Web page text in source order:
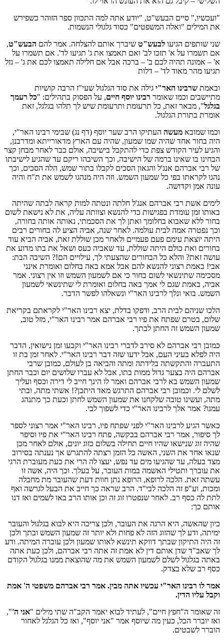
"ועכשיו," סיים הבעש"ט, "יודע אתה למה התכוון ספר הזוהר כשפירש
את המילים "ואלה המשפטים" כסוד גלגולי הנשמות.
שני שותפים הגיעו לבעש"ט שיברך אותם להצלחה. אמר להם הבעש"ט,
אם תשמרו על א' תזכו לב' ואם תאמצו את ג' תגיעו לד'. אם תשמרו על
א' – אמונה תהיה לכם ב' – ברכה אבל אם חלילה תאמצו לכם את ג' – גזל
תגיעו מהר מאוד לד' – דלות
ובאמת שרבינו האר"י גילה את סוד הגלגול שעי"ז הרבה קושיות
מתיישבים וכמו שאומר רבינו יוסף חיים, על הפסוק בתהילים: "כל רעמך
בגלגל", מבאר זאת, כל תרעומת ותרעומת שיש לך תלהו בגלגל, זאת
אומרת בתורת הגלגול.
וכמו שמובא מעשה העתיקו הרב שער יוסף (דף נג) שבימי רבינו האר"י,
היה בחור אחד שהיה שמו שמעון, שהיה עם הארץ מדאורייתא ומדרבנן,
והגיע לעיר הקודש צפת כדי להתקבל בישיבה, אולם כבר לאחר מבחן קצר
הבחינו בו שאינו ברמה של הישיבה, וכך השיבהו ריקם עד שהגיע לישיבתו
של רבי אברהם אנג'ל והגאון הסכים לקבלו בתור שמש, הלה הסכים, וכך
נהגו לקראתו בפי כל שמעון השמש. וזה היה מנהגו לשמש את ת"ח והיה
עונה אמן וקדושה.
לימים אשת רבי אברהם אנג'ל חלתה ונטתה למות קראה לבתה שהיתה
באותו זמן עומדת בפגישות כדי להנשא וצוותה עליה, את לא נישאת לשום
בחור ללא שאבוא בחלומך ואתן לך את הסכמתי, נאותה אותה בחורה,
וכך נפטרה אמה לבית עולמה. לאחר שנה, אביה הציע לה בחורים רבים
היתה יוצאת עימם פעם פעמיים ולאחר מכן שוללת זאת, אביה הביא עוד
בחורים ואת כולם היתה שוללת, עד שאביה כעס ושאל את בתו מדוע את
עושה זאת? והלא כל הבחורים שהצעתי לך, עילויים הם!? השיבה הבת:
אבי! באמת רצוני להנשא להם אבל אמא באה בחלום ואומרת אינני
מסכימה שתינשאי לשום בחור כי אם לשמעון השמש וזו אין רצוני. אמר
אביה, באמת שגם לי אמך באה בחלום ואומרת לי שתינשאי לשמעון
השמש. בואי ונלך לרבינו האר"י ונשאלהו לפשר הדבר.
הלכו שניהם לבית הרב, ודפקו בדלת, יצא רבינו האר"י לקראתם בקריאת
שלום, בטרם שפתח את פיו רבי אברהם אמר רבינו האר"י, מזל טוב,
שמעון השמש זה החתן לבתך.
כמובן רבי אברהם לא סירב לדברי רבינו האר"י וקבעו זמן נישואין, הדבר
היה לפלא בעיני העם, אבל ידעו שזה דבר רבינו האר"י. לאחר זמן בת זו
התעברה והתקשתה בלידתה ומתה והביאה בן לעולם, כמובן שרבי
אברהם היה בצער גדול ממות בתו, אבל לא עברו שלושים יום וכבר החתן
שמעון השמש בא לרבי אברהם ואמר לו הינך חייב לי דירה וכסף ועליך
לשלם לי. וכמובן רבי אברהם התרגש מאד היתכן?! אשתי מתה, ובתי
מתה, ועשינו טובה שלקחנו את שמעון השמש לחתן וכעת כך מתנהג
עמנו? אמר אלך לרבינו האר"י כדי לשפוך לבי.
כאשר הגיע לרבינו האר"י לפני שפתח פיו, רבינו האר"י אמר רצוני לספר
לך סיפור, אמר רבי אברהם בבקשה, פתח רבינו האר"י את פיו וסיפר
שהיה זוג שנישאו שהיו חיים תחילה בשלום כזוג יונים, אולם לאחר מכן
שנאו אחד את השני, האשה כל הזמן רצתה להתגרש אך נענתה בסירוב
מצד בעלה, עד שהגיעו מים עד נפש, יעצו לה הרי את כעת מעוברת הרגי
את עוברך ותטילי האשמה במות העובר, על בעלך. וכך היה, אשה זו
עשתה זאת. הלכה לרופא, הרופא נתן חוות דעת שהעובר מת מחבלה
ומכות, וע"פ זה הלכה לבי"ד. הרב שראה כך חייב את הבעל לגרשה ואף
לתת לה כסף רב. לאחר שנפטרו זוג זה וכן אותו הרב באו לשמים ואז דנו
אותם כך:
כיון שהאשה, היא הרגה את העובר, ולכן צריכה היא לבוא בגלגול והעובר
ימיתה, ודע לך שהזוג הזה לא פחות ולא יותר זה שמעון השמש ובתך ולכן
זה היה התיקון שבתך דווקא תינשא לאותו שמעון ולכן עוברה המיתה. ודע
לך שאב"ד שדן אותם דין לא אמת זה אתה רבי אברהם, ולכן כעת אתה
באתה בגלגול לשלם לשמעון השמש את מה שהוצאת ממנו בגלגול הקודם
כסף רב שלא בצדק.
אמר לו רבינו האר"י עכשיו אתה מבין. אמר רבי אברהם משפטי ה' אמת
וקבל עליו הדין.
זה שאומר ה"חפץ חיים", לעתיד לבוא יאמר הקב"ה שתי מילים "אני ה'",
ואז יוברר הכל, כעין מה שיוסף אמר "אני יוסף", ואז כל הגלגל לאחור
הוברר לשבטים.